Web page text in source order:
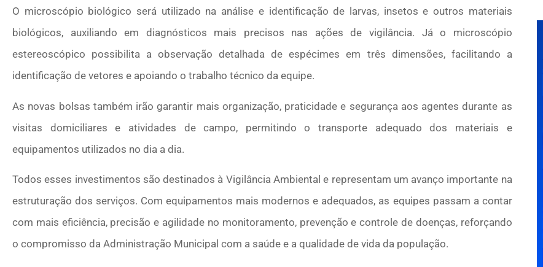
O microscópio biológico será utilizado na análise e identificação de larvas, insetos e outros materiais
biológicos, auxiliando em diagnósticos mais precisos nas ações de vigilância. Já o microscópio
estereoscópico possibilita a observação detalhada de espécimes em três dimensões, facilitando a
identificação de vetores e apoiando o trabalho técnico da equipe.
As novas bolsas também irão garantir mais organização, praticidade e segurança aos agentes durante as
visitas domiciliares e atividades de campo, permitindo o transporte adequado dos materiais e
equipamentos utilizados no dia a dia.
Todos esses investimentos são destinados à Vigilância Ambiental e representam um avanço importante na
estruturação dos serviços. Com equipamentos mais modernos e adequados, as equipes passam a contar
com mais eficiência, precisão e agilidade no monitoramento, prevenção e controle de doenças, reforçando
o compromisso da Administração Municipal com a saúde e a qualidade de vida da população.